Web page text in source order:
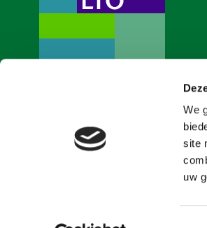
We
site
uw
werkgeversorganisatie met
voor een sector met meerwaarde.
Land- en Tuinbouw Organisatie
Nederland (LTO).